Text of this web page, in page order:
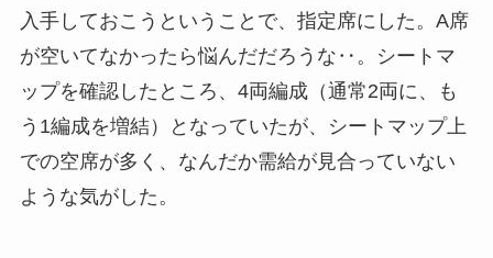
入手しておこうということで、指定席にした。A席
が空いてなかったら悩んだだろうな‥。シートマ
ップを確認したところ、4両編成（通常2両に、も
う1編成を増結）となっていたが、シートマップ上
での空席が多く、なんだか需給が見合っていない
ような気がした。